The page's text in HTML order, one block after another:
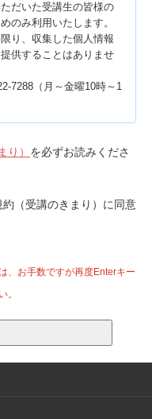
だいた受講生の皆様の
のみ利用いたします。
り、収集した個人情報
供することはありませ
7288（月～金曜10時～1
り） を必ずお読みくださ
（受講のきまり）に同意
、お手数ですが再度Enterキー
。